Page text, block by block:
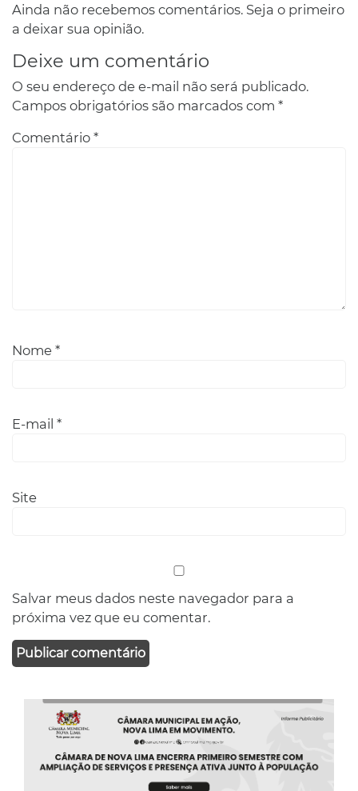
Ainda não recebemos comentários. Seja o primeiro
a deixar sua opinião.
Deixe um comentário
O seu endereço de e-mail não será publicado.
Campos obrigatórios são marcados com *
Comentário *
Nome *
E-mail *
Site
Salvar meus dados neste navegador para a
próxima vez que eu comentar.